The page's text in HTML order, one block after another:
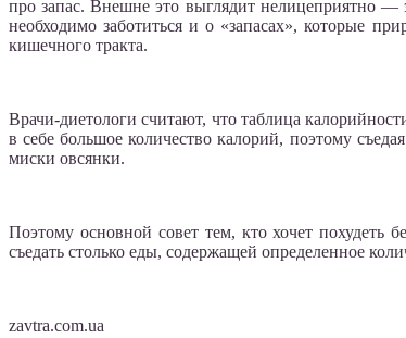
про запас. Внешне это выглядит нелицеприятно —
необходимо заботиться и о «запасах», которые
кишечного тракта.
Врачи-диетологи считают, что таблица
в себе большое количество калорий, поэтому
миски овсянки.
Поэтому основной совет тем, кто хочет похудеть
съедать столько еды, содержащей определенное
zavtra.com.ua